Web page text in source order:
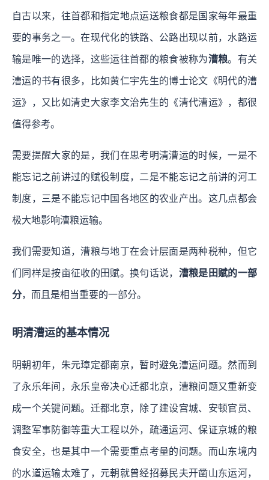
自古以来，往首都和指定地点运送粮食都是国家每年最重
要的事务之一。在现代化的铁路、公路出现以前，水路运
输是唯一的选择，这些运往首都的粮食被称为漕粮。有关
漕运的书有很多，比如黄仁宇先生的博士论文《明代的漕
运》，又比如清史大家李文治先生的《清代漕运》，都很
值得参考。
需要提醒大家的是，我们在思考明清漕运的时候，一是不
能忘记之前讲过的赋役制度，二是不能忘记之前讲的河工
制度，三是不能忘记中国各地区的农业产出。这几点都会
极大地影响漕粮运输。
我们需要知道，漕粮与地丁在会计层面是两种税种，但它
们同样是按亩征收的田赋。换句话说， 漕粮是田赋的一部
分，而且是相当重要的一部分。
明清漕运的基本情况
明朝初年，朱元璋定都南京，暂时避免漕运问题。然而到
了永乐年间，永乐皇帝决心迁都北京，漕粮问题又重新变
成一个关键问题。迁都北京，除了建设宫城、安顿官员、
调整军事防御等重大工程以外，疏通运河、保证京城的粮
食安全，也是其中一个需要重点考量的问题。而山东境内
的水道运输太难了，元朝就曾经招募民夫开凿山东运河，